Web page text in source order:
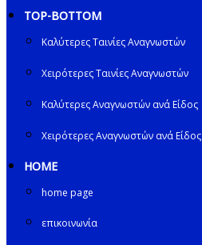
TOP-BOTTOM
Καλύτερες Ταινίες Αναγνωστών
Χειρότερες Ταινίες Αναγνωστών
Καλύτερες Αναγνωστών ανά Είδος
Χειρότερες Αναγνωστών ανά Είδος
HOME
home page
επικοινωνία